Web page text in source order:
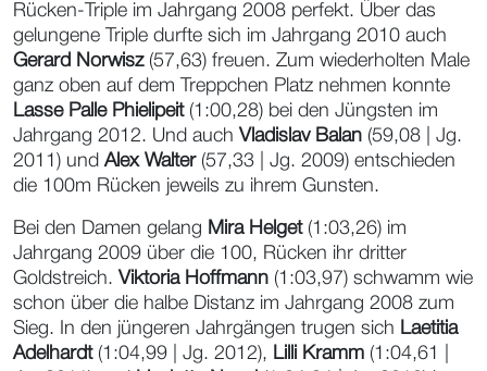
Rücken-Triple im Jahrgang 2008 perfekt. Über das
gelungene Triple durfte sich im Jahrgang 2010 auch
Gerard Norwisz(57,63) freuen. Zum wiederholten Male
ganz oben auf dem Treppchen Platz nehmen konnte
Lasse Palle Phielipeit (1:00,28) bei den Jüngsten im
Jahrgang 2012. Und auch Vladislav Balan (59,08 | Jg.
2011) undAlex Walter(57,33 | Jg. 2009) entschieden
die 100m Rücken jeweils zu ihrem Gunsten.
Bei den Damen gelang Mira Helget(1:03,26) im
Jahrgang 2009 über die 100, Rücken ihr dritter
Goldstreich. Viktoria Hoffmann (1:03,97) schwamm wie
schon über die halbe Distanz im Jahrgang 2008 zum
Sieg. In den jüngeren Jahrgängen trugen sich Laetitia
Adelhardt(1:04,99 | Jg. 2012), Lilli Kramm (1:04,61 |